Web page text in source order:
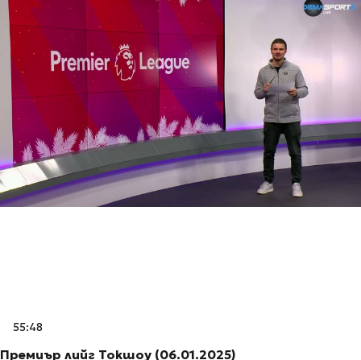
55:48
Премиър лийг Токшоу (06.01.2025)